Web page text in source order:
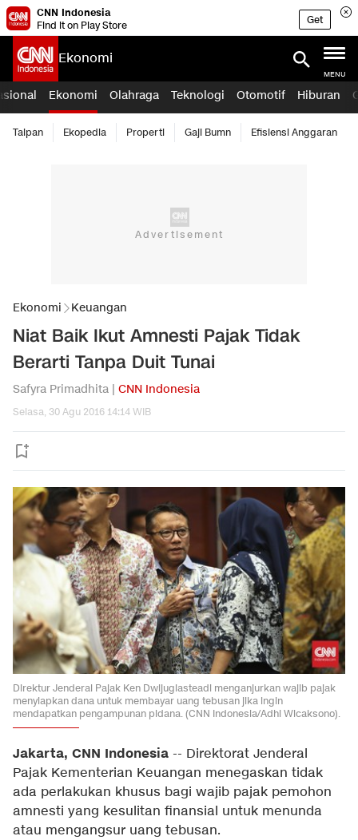
CNN Indonesia
Find it on Play Store
Get
Ekonomi
MENU
Ekonomi Olahraga Teknologi Otomotif Hiburan
Taipan Ekopedia Properti Gaji Bumn Efisiensi Anggaran
Ekonomi Keuangan
Niat Baik Ikut Amnesti Pajak Tidak
Berarti Tanpa Duit Tunai
Safyra Primadhita | CNN Indonesia
Selasa, 30 Agu 2016 14:14 WIB
Direktur Jenderal Pajak Ken Dwijugiasteadi menganjurkan wajib pajak
menyiapkan dana untuk membayar uang tebusan jika ingin
mendapatkan pengampunan pidana. (CNN Indonesia/Adhi Wicaksono).
Jakarta, CNN Indonesia -- Direktorat Jenderal
Pajak Kementerian Keuangan menegaskan tidak
ada perlakukan khusus bagi wajib pajak pemohon
amnesti yang kesulitan finansial untuk menunda
atau mengangsur uang tebusan.